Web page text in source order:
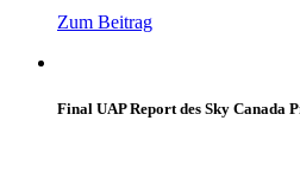
Zum Beitrag
Final UAP Report des Sky Canada